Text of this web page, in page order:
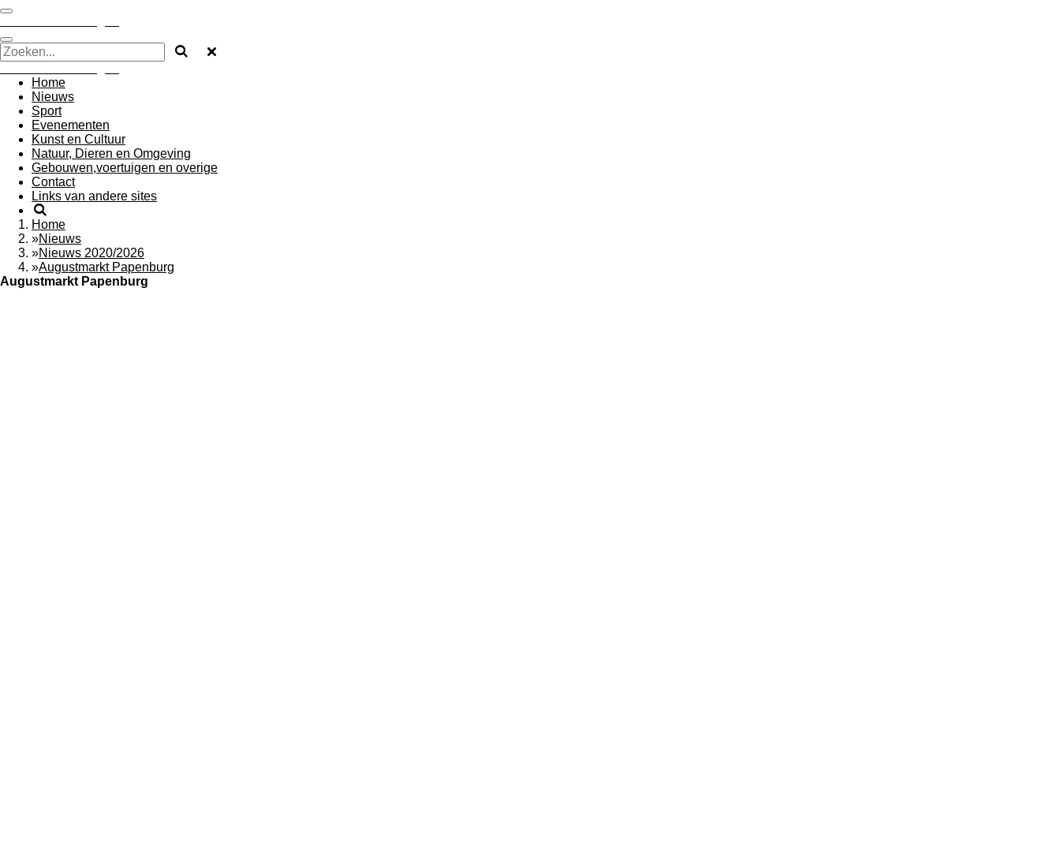
Ga
direct
naar
de
hoofdinhoud
Home
Nieuws
Sport
Evenementen
Kunst en Cultuur
Natuur, Dieren en Omgeving
Gebouwen,voertuigen en overige
Contact
Links van andere sites
Home
»Nieuws
»Nieuws 2020/2026
»Augustmarkt Papenburg
Augustmarkt Papenburg